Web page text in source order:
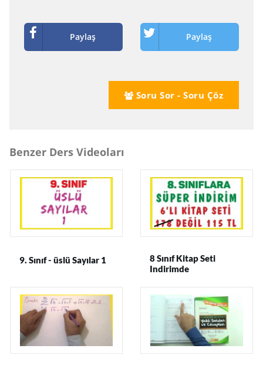
Paylaş Paylaş
Soru Sor - Soru Çöz
Benzer Ders Videoları
9. Sınıf - üslü Sayılar 1
8 Sınıf Kitap Seti
Indirimde